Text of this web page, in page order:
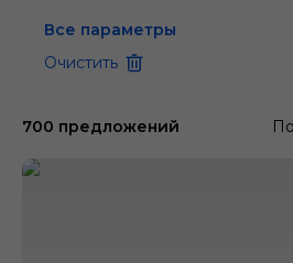
Все параметры
Очистить
700 предложений